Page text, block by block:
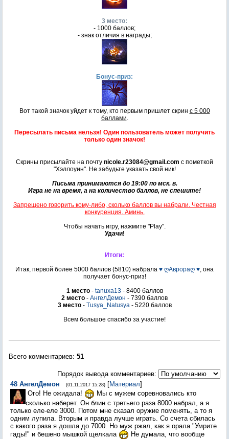
3 место:
- 1000 баллов;
- знак отличия в награды;
Бонус-приз:
Вот такой значок уйдет к тому, кто первым пришлет скрин с 5 000
баллами.
Пересылать письма нельзя! Один пользователь может получить
только один значок!
Скрины присылайте на почту nicole.r23084@gmail.com с пометкой
"Хэллоуин". Не забудьте указать свой ник!
Письма принимаются до 19:00 по мск. в.
Игра не на время, а на количество баллов, не спешите!
Запрещено говорить кому-либо, сколько баллов вы набрали. Честная
конкуренция. Аминь.
Чтобы начать игру, нажмите "Play".
Удачи!
Итоги:
Итак, первой более 5000 баллов (5810) набрала ♥ ღАврораღ ♥, она
получает бонус-приз!
1 место- tanuxa13- 8400 баллов
2 место - АнгелДемон - 7390 баллов
3 место- Tusya_Natusya- 5220 баллов
Всем большое спасибо за участие!
Всего комментариев: 51
Порядок вывода комментариев:
48 АнгелДемон (01.11.2017 15:28) [Материал]
Ого! Не ожидала!
Мы с мужем соревновались кто
сколько наберет. Он блин с третьего раза 8000 набрал, а я
только еле-еле 3000. Потом мне сказал оружие поменять, а то я
одним лупила. Вторым и правда лучше играть. Со счета сбилась
с какого раза я дошла до 7000. Но муж ржал, как я орала "Умрите
гады!" и бешено мышкой щелкала
Не думала, что вообще